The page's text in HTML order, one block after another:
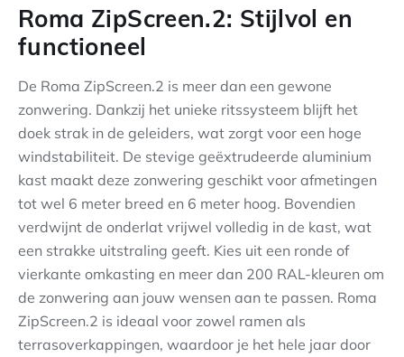
Roma ZipScreen.2: Stijlvol en
functioneel
De Roma ZipScreen.2 is meer dan een gewone
zonwering. Dankzij het unieke ritssysteem blijft het
doek strak in de geleiders, wat zorgt voor een hoge
windstabiliteit. De stevige geëxtrudeerde aluminium
kast maakt deze zonwering geschikt voor afmetingen
tot wel 6 meter breed en 6 meter hoog. Bovendien
verdwijnt de onderlat vrijwel volledig in de kast, wat
een strakke uitstraling geeft. Kies uit een ronde of
vierkante omkasting en meer dan 200 RAL-kleuren om
de zonwering aan jouw wensen aan te passen. Roma
ZipScreen.2 is ideaal voor zowel ramen als
terrasoverkappingen, waardoor je het hele jaar door